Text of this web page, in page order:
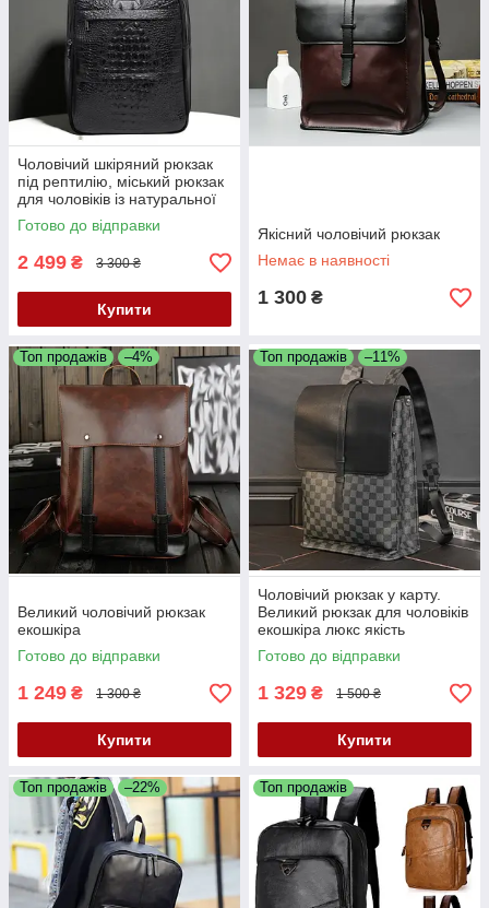
Чоловічий шкіряний рюкзак
під рептилію, міський рюкзак
для чоловіків із натуральної
шкіри, ранець
Готово до відправки
2 499 ₴ 3 300 ₴
Купити
Якісний чоловічий рюкзак
Немає в наявності
1 300 ₴
Топ продажів –4%
Великий чоловічий рюкзак
екошкіра
Готово до відправки
1 249 ₴ 1 300 ₴
Купити
Топ продажів –11%
Чоловічий рюкзак у карту.
Великий рюкзак для чоловіків
екошкіра люкс якість
Готово до відправки
1 329 ₴ 1 500 ₴
Купити
Топ продажів –22% Топ продажів